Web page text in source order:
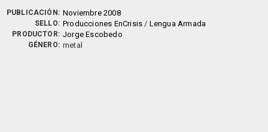
PUBLICACIÓN: Noviembre 2008
SELLO: Producciones EnCrisis / Lengua Armada
PRODUCTOR: Jorge Escobedo
GÉNERO: metal